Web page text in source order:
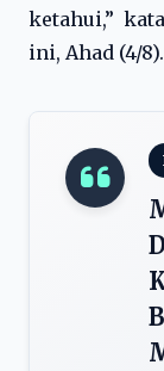
ketahui,”
ini, Ahad (4/8).